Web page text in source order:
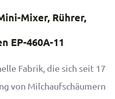
Mixer, Rührer,
EP-460A-11
Fabrik, die sich seit 17
von Milchaufschäumern